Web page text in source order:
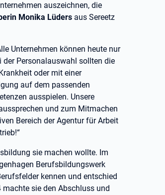
auszeichnen, die
Monika Lüders aus Sereetz
Unternehmen können heute nur
Personalauswahl sollten die
oder mit einer
auf dem passenden
ausspielen. Unsere
und zum Mitmachen
Bereich der Agentur für Arbeit
sie machen wollte. Im
Berufsbildungswerk
kennen und entschied
sie den Abschluss und